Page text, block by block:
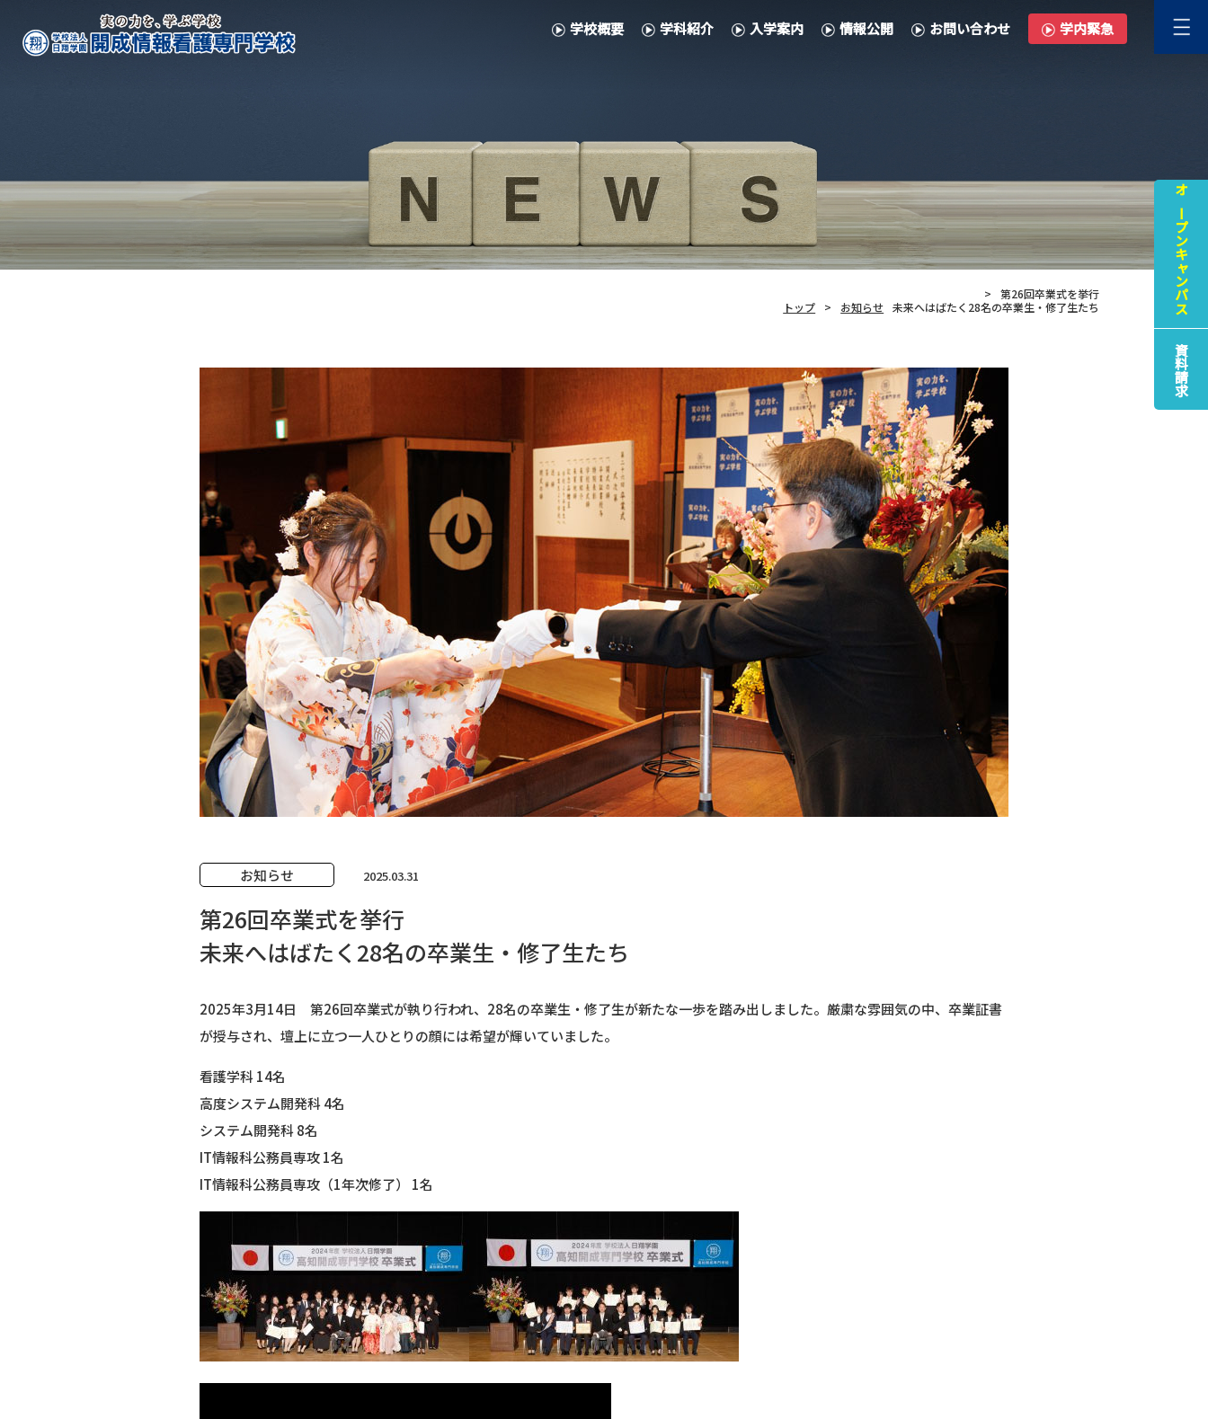
学校概要 学科紹介 入学案内 情報公開 お問い合わせ 学内緊急
トップ お知らせ
第26回卒業式を挙行
未来へはばたく28名の卒業生・修了生たち
お知らせ 2025.03.31
第26回卒業式を挙行
未来へはばたく28名の卒業生・修了生たち
2025年3月14日 第26回卒業式が執り行われ、28名の卒業生・修了生が新たな一歩を踏み出しました。厳粛な雰囲気の中、卒業証書
が授与され、壇上に立つ一人ひとりの顔には希望が輝いていました。
看護学科 14名
高度システム開発科 4名
システム開発科 8名
IT情報科公務員専攻 1名
IT情報科公務員専攻（1年次修了） 1名
オープンキャンパス
資料請求